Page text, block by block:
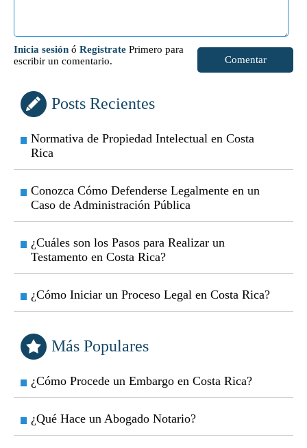
Comentar
Inicia sesión ó Registrate Primero para
escribir un comentario.
Posts Recientes
Normativa de Propiedad Intelectual en Costa
Rica
Conozca Cómo Defenderse Legalmente en un
Caso de Administración Pública
¿Cuáles son los Pasos para Realizar un
Testamento en Costa Rica?
¿Cómo Iniciar un Proceso Legal en Costa Rica?
Más Populares
¿Cómo Procede un Embargo en Costa Rica?
¿Qué Hace un Abogado Notario?